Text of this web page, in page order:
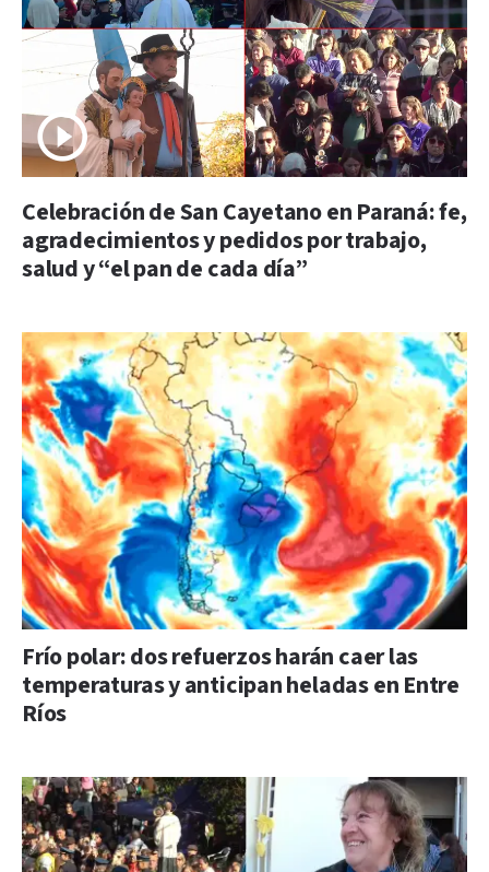
Celebración de San Cayetano en Paraná: fe,
agradecimientos y pedidos por trabajo,
salud y “el pan de cada día”
Frío polar: dos refuerzos harán caer las
temperaturas y anticipan heladas en Entre
Ríos